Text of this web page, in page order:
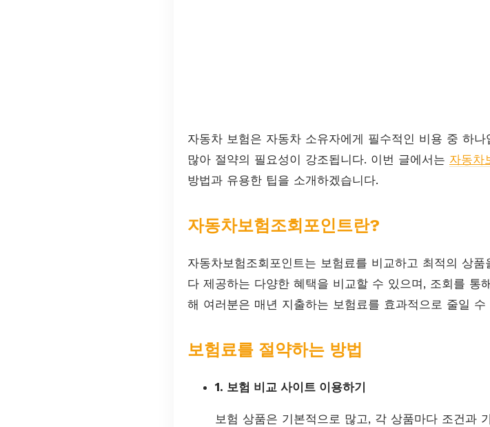
자동차 보험은 자동차 소유자에게 필수적인 비용 중 하
많아 절약의 필요성이 강조됩니다. 이번 글에서는 자동차
방법과 유용한 팁을 소개하겠습니다.
자동차보험조회포인트란?
자동차보험조회포인트는 보험료를 비교하고 최적의 상
다 제공하는 다양한 혜택을 비교할 수 있으며, 조회를 통
해 여러분은 매년 지출하는 보험료를 효과적으로 줄일 수
보험료를 절약하는 방법
1. 보험 비교 사이트 이용하기
보험 상품은 기본적으로 많고, 각 상품마다 조건과